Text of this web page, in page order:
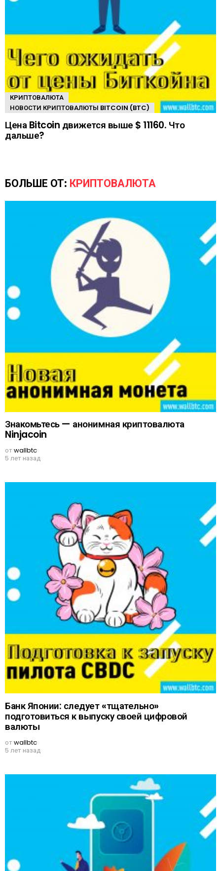
КРИПТОВАЛЮТА
НОВОСТИ КРИПТОВАЛЮТЫ BITCOIN (BTC)
Цена Bitcoin движется выше $ 11160. Что
дальше?
БОЛЬШЕ ОТ: КРИПТОВАЛЮТА
Знакомьтесь — анонимная криптовалюта
Ninjacoin
отwallbtc
5 лет назад
Банк Японии: следует «тщательно»
подготовиться к выпуску своей цифровой
валюты
отwallbtc
5 лет назад